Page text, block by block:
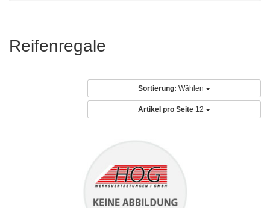
Reifenregale
Sortierung: Wählen
Artikel pro Seite 12